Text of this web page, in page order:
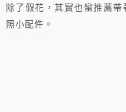
除了假花，其實也蠻推薦
照小配件。